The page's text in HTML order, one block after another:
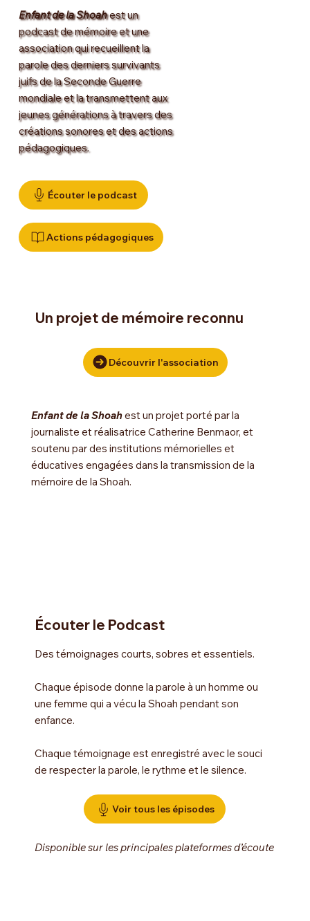
Enfant de la Shoahest un
podcast de mémoire et une
association qui recueillent la
parole des derniers survivants
juifs de la Seconde Guerre
mondiale et la transmettent aux
jeunes générations à travers des
créations sonores et des actions
pédagogiques.
Écouter le podcast
Actions pédagogiques
Un projet de mémoire reconnu
Découvrir l'association
Enfant de la Shoahest un projet porté par la
journaliste et réalisatrice Catherine Benmaor, et
soutenu par des institutions mémorielles et
éducatives engagées dans la transmission de la
mémoire de la Shoah.
Écouter le Podcast
Des témoignages courts, sobres et essentiels.
Chaque épisode donne la parole à un homme ou
une femme qui a vécu la Shoah pendant son
enfance.
Chaque témoignage est enregistré avec le souci
de respecter la parole, le rythme et le silence.
Voir tous les épisodes
Disponible sur les principales plateformes d’écoute